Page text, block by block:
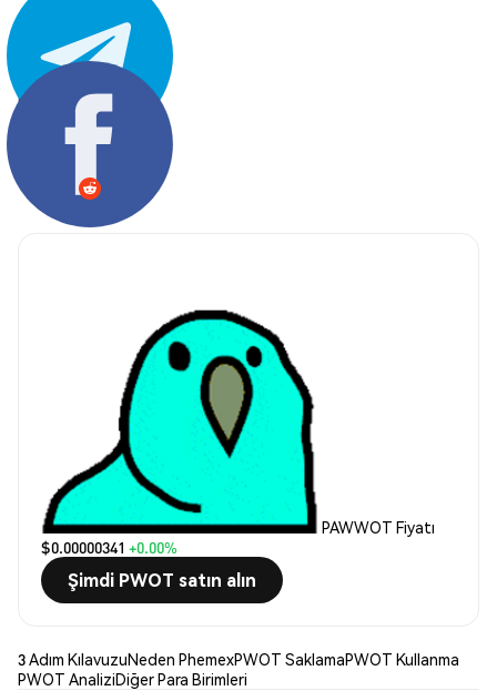
Paylaş:
PAWWOT Fiyatı
$0.00000341 +0.00%
Şimdi PWOT satın alın
3 Adım KılavuzuNeden PhemexPWOT SaklamaPWOT Kullanma
PWOT AnaliziDiğer Para Birimleri